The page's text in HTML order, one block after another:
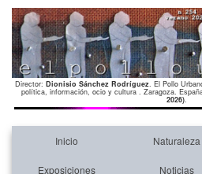
Director: Dionisio Sánchez Rodríguez. El Pollo
política, información, ocio y cultura . Zaragoza.
2026).
Inicio Naturaleza
Exposiciones Noticias